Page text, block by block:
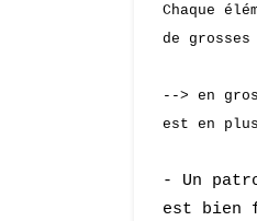
Chaque
de
--> en
est en
- Un
est